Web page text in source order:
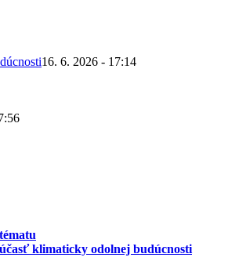
16. 6. 2026 - 17:14
klimaticky odolnej budúcnosti